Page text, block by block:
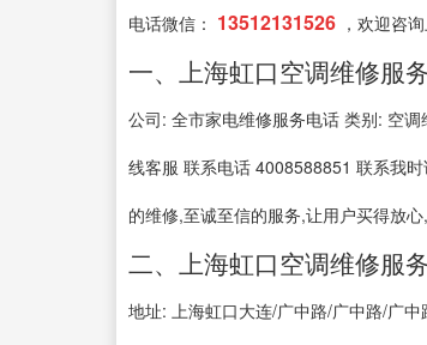
电话微信： 13512131526 ，欢迎咨
一、上海虹口空调维修服
公司: 全市家电维修服务电话 类别: 空
线客服 联系电话 4008588851 联系我
的维修,至诚至信的服务,让用户买得放
二、上海虹口空调维修服
地址: 上海虹口大连/广中路/广中路/广